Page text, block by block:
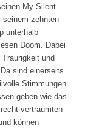
My Silent
zehnten
unterhalb
Doom. Dabei
und
sind einerseits
Stimmungen
geben wie das
verträumten
können